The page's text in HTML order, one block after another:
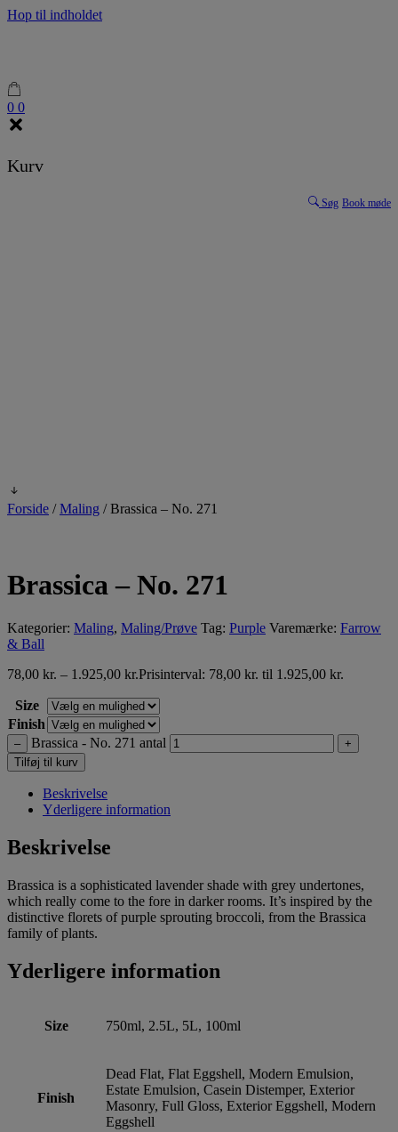
Hop til indholdet
0 0
Kurv
Søg Book møde
Forside /Maling /Brassica – No. 271
Brassica – No. 271
Kategorier: Maling, Maling/Prøve Tag: Purple Varemærke: Farrow
& Ball
78,00 kr. – 1.925,00 kr.Prisinterval: 78,00 kr. til 1.925,00 kr.
Size
Finish
– Brassica - No. 271 antal
+
Tilføj til kurv
Beskrivelse
Yderligere information
Beskrivelse
Brassica is a sophisticated lavender shade with grey undertones,
which really come to the fore in darker rooms. It’s inspired by the
distinctive florets of purple sprouting broccoli, from the Brassica
family of plants.
Yderligere information
Size 750ml, 2.5L, 5L, 100ml
Finish
Dead Flat, Flat Eggshell, Modern Emulsion,
Estate Emulsion, Casein Distemper, Exterior
Masonry, Full Gloss, Exterior Eggshell, Modern
Eggshell